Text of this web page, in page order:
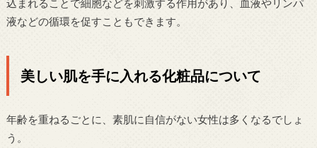
込まれることで細胞などを刺激する作用があり、血液やリンパ
液などの循環を促すこともできます。
美しい肌を手に入れる化粧品について
年齢を重ねるごとに、素肌に自信がない女性は多くなるでしょ
う。